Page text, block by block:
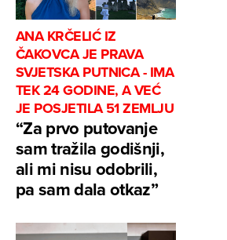
ANA KRČELIĆ IZ
ČAKOVCA JE PRAVA
SVJETSKA PUTNICA - IMA
TEK 24 GODINE, A VEĆ
JE POSJETILA 51 ZEMLJU
“Za prvo putovanje
sam tražila godišnji,
ali mi nisu odobrili,
pa sam dala otkaz”